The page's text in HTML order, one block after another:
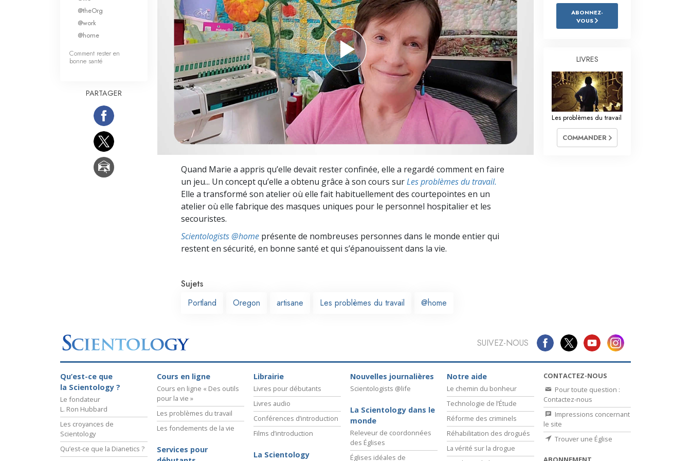
Qu’est-ce que la grandeur ? L’échelle des tons émotionnels
Réponses aux drogues
Les enfants
Des outils pour le monde du travail
L’éthique et les conditions
La raison de l’oppression
Les investigations
Les fondements de l’organisation
Quand Marie a appris qu’elle devait rester confinée, elle a regardé comment en faire
un jeu... Un concept qu’elle a obtenu grâce à son cours surLes problèmes du travail.
Elle a transformé son atelier où elle fait habituellement des courtepointes en un
atelier où elle fabrique des masques uniques pour le personnel hospitalier et les
secouristes.
Scientologists @home présente de nombreuses personnes dans le monde entier qui
restent en sécurité, en bonne santé et qui s’épanouissent dans la vie.
Sujets
Portland
Oregon artisane Les problèmes du travail @home
@theOrg
@work
@home
Comment rester en
bonne santé
PARTAGER
ABONNEZ-
VOUS
LIVRES
Les problèmes du travail
COMMANDER
SUIVEZ-NOUS
Qu’est-ce que
la Scientology ?
Le fondateur
L. Ron Hubbard
Les croyances de
Scientology
Qu’est-ce que la Dianetics ?
Cours en ligne
Cours en ligne « Des outils
pour la vie »
Les problèmes du travail
Les fondements de la vie
Services pour
Librairie
Livres pour débutants
Livres audio
Conférences d’introduction
Films d’introduction
La Scientology
Nouvelles journalières
Scientologists @life
La Scientology dans le
monde
Releveur de coordonnées
des Églises
Églises idéales de
Notre aide
Le chemin du bonheur
Technologie de l’Étude
Réforme des criminels
Réhabilitation des drogués
La vérité sur la drogue
CONTACTEZ-NOUS
Pour toute question :
Contactez-nous
Impressions concernant
le site
Trouver une Église